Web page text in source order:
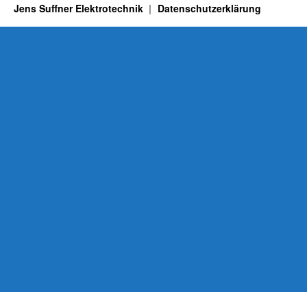
Jens Suffner Elektrotechnik Datenschutzerklärung